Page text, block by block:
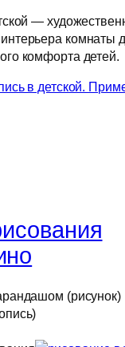
—
комнаты
комфорта детей.
в детской.
(рисунок)